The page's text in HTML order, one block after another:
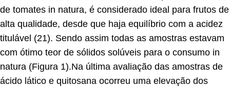
de tomates in natura, é considerado ideal para frutos de
alta qualidade, desde que haja equilíbrio com a acidez
titulável (21). Sendo assim todas as amostras estavam
com ótimo teor de sólidos solúveis para o consumo in
natura (Figura 1).Na última avaliação das amostras de
ácido lático e quitosana ocorreu uma elevação dos